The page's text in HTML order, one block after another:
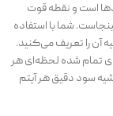
است و نقطه قوت
شما با استفاده
آن را تعریف می‌کنید.
تمام شده لحظه‌ای هر
سود دقیق هر آیتم